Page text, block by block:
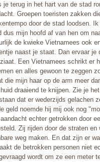
je terug in het hart van de stad
Groepen toeristen zakken
door de stad loodsen.
dus mijn hoofd af van hen om
de kwieke Vietnamees ook
naast je staat. Dan ervaar
Een Vietnamees schrikt er
en alles gewoon te zeggen
die mijn haar op de arm meer
draaiend te knijpen. Zie je
dat er wederzijds gelachen
geld noemde hij mij ook nog
echter getrokken door
Zij rijden door de straten
weg maken. En dat zijn er
de betrokken personen niet
wordt om ze een meter